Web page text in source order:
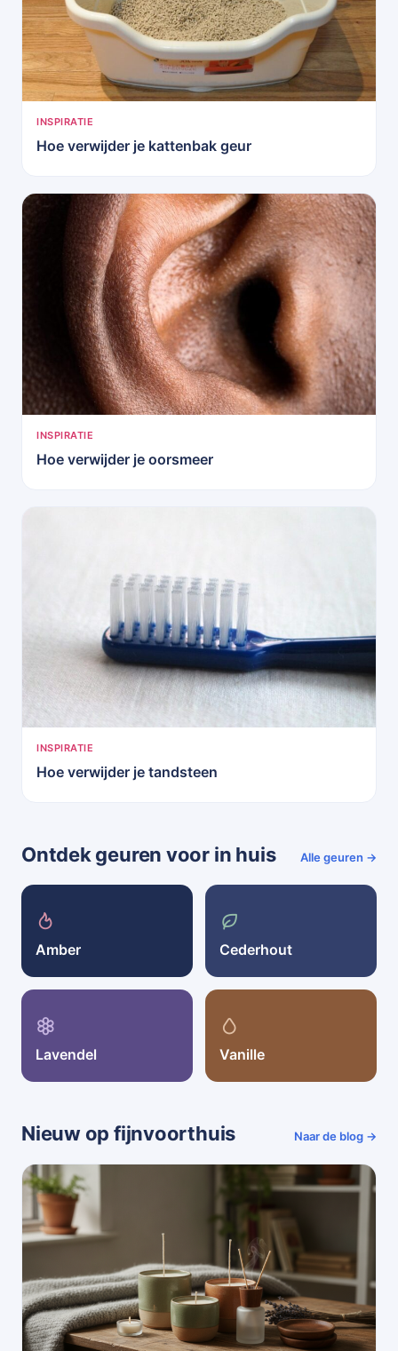
INSPIRATIE
Hoe verwijder je kattenbak geur
INSPIRATIE
Hoe verwijder je oorsmeer
INSPIRATIE
Hoe verwijder je tandsteen
Ontdek geuren voor in huis Alle geuren →
Amber Cederhout
Lavendel Vanille
Nieuw op fijnvoorthuis Naar de blog →